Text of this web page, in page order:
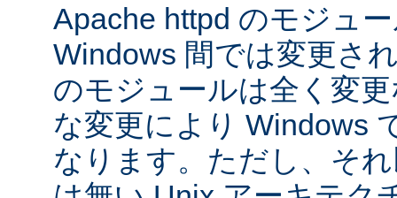
Apache httpd のモジュ
Windows 間では変更さ
のモジュールは全く変
な変更により Windows
なります。ただし、そ